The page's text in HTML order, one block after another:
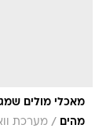
מאכלי מולים
מהים
/ מערכת